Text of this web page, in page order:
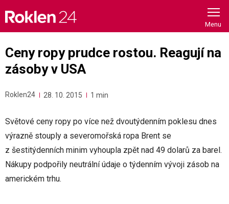
content
Ceny ropy prudce rostou. Reagují na
zásoby v USA
Roklen24 28. 10. 2015 1 min
Světové ceny ropy po více než dvoutýdenním poklesu dnes
výrazně stouply a severomořská ropa Brent se
z šestitýdenních minim vyhoupla zpět nad 49 dolarů za barel.
Nákupy podpořily neutrální údaje o týdenním vývoji zásob na
americkém trhu.